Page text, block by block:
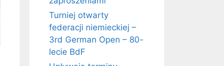
Turniej otwarty
federacji niemieckiej –
3rd German Open – 80-
lecie BdF